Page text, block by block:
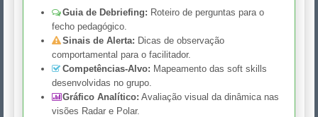
Guia de Debriefing: Roteiro de perguntas para o
fecho pedagógico.
Sinais de Alerta: Dicas de observação
comportamental para o facilitador.
Competências-Alvo: Mapeamento das soft skills
desenvolvidas no grupo.
Gráfico Analítico: Avaliação visual da dinâmica nas
visões Radar e Polar.